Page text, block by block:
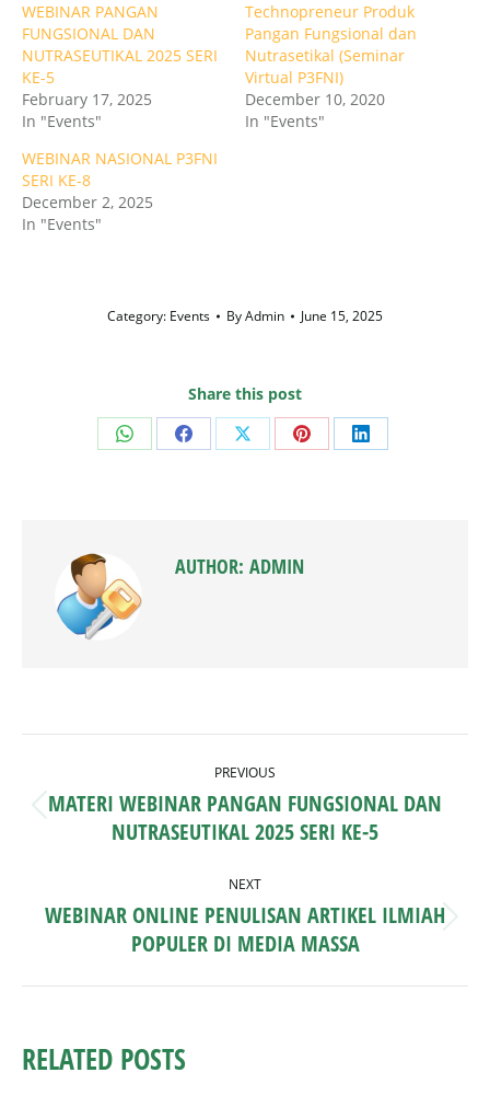
WEBINAR PANGAN
FUNGSIONAL DAN
NUTRASEUTIKAL 2025 SERI
KE-5
February 17, 2025
In "Events"
Technopreneur Produk
Pangan Fungsional dan
Nutrasetikal (Seminar
Virtual P3FNI)
December 10, 2020
In "Events"
WEBINAR NASIONAL P3FNI
SERI KE-8
December 2, 2025
In "Events"
Category: Events ByAdmin June 15, 2025
Share this post
Share Share Share Share Share
AUTHOR: ADMIN
NAVIGATION
PREVIOUS
Previous
post:
MATERI WEBINAR PANGAN FUNGSIONAL DAN
NUTRASEUTIKAL 2025 SERI KE-5
NEXT
Next
post:
WEBINAR ONLINE PENULISAN ARTIKEL ILMIAH
POPULER DI MEDIA MASSA
RELATED POSTS